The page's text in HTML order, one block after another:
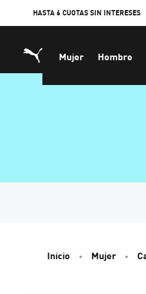
HASTA 6 CUOTAS SIN INTERESES
Mujer Hombre
Inicio Mujer